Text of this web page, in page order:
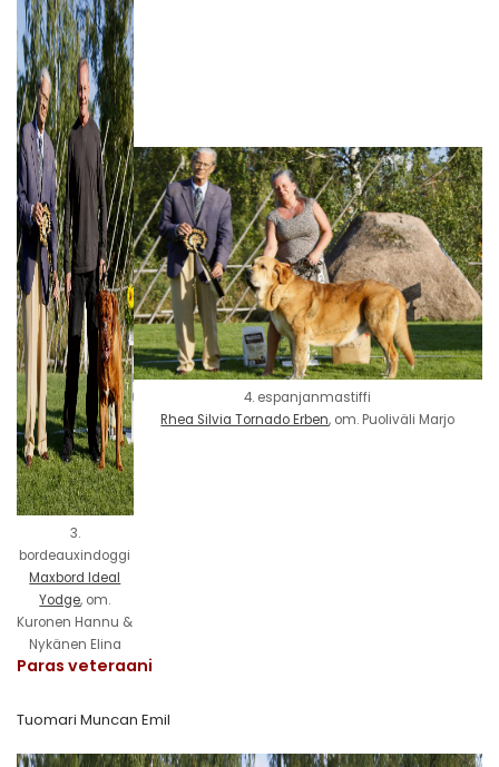
3.
bordeauxindoggi
Maxbord Ideal
Yodge, om.
Kuronen Hannu &
Nykänen Elina
4. espanjanmastiffi
Rhea Silvia Tornado Erben, om. Puoliväli Marjo
Paras veteraani
Tuomari Muncan Emil